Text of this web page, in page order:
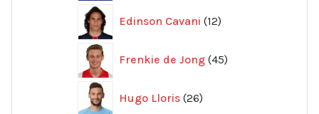
Edinson Cavani 12
produkter
Frenkie de Jong 45
produkter
Hugo Lloris 26
produkter